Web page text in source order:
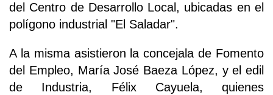
del Centro de Desarrollo Local, ubicadas en el
polígono industrial "El Saladar".
A la misma asistieron la concejala de Fomento
del Empleo, María José Baeza López, y el edil
de Industria, Félix Cayuela, quienes